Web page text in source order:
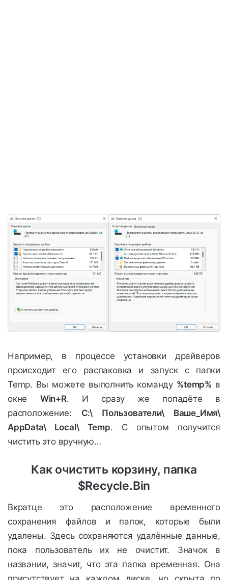
Например, в процессе установки драйверов
происходит его распаковка и запуск с папки
Temp. Вы можете выполнить команду %temp% в
окне Win+R. И сразу же попадёте в
расположение: C:\ Пользователи\ Ваше_Имя\
AppData\ Local\ Temp. С опытом получится
чистить это вручную…
Как очистить корзину, папка
$Recycle.Bin
Вкратце это расположение временного
сохранения файлов и папок, которые были
удалены. Здесь сохраняются удалённые данные,
пока пользователь их не очистит. Значок в
названии, значит, что эта папка временная. Она